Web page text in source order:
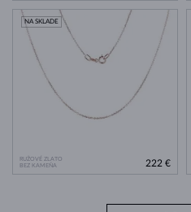
RUŽOVÉ ZLATO
BEZ KAMEŇA
NA SKLADE
222 €